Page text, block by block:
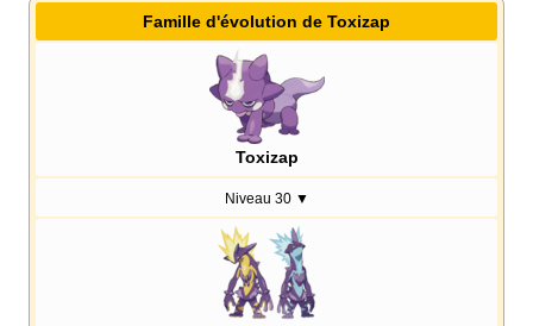
Famille d'évolution de Toxizap
Toxizap
Niveau 30 ▼